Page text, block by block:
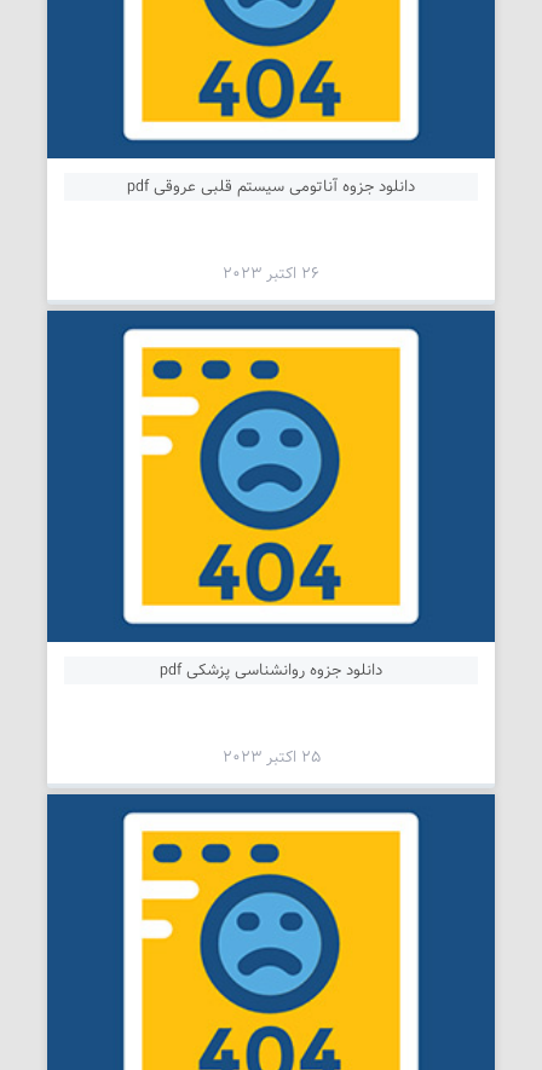
دانلود جزوه آناتومی سیستم قلبی عروقی pdf
26 اکتبر 2023
دانلود جزوه روانشناسی پزشکی pdf
25 اکتبر 2023